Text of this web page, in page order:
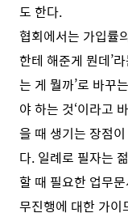
도 한다.
협회에서는 가입률
한테 해준게 뭔데’
는 게 뭘까’로 바꾸
야 하는 것‘이라고
을 때 생기는 장점
다. 일례로 필자는
할 때 필요한 업무
무진행에 대한 가이